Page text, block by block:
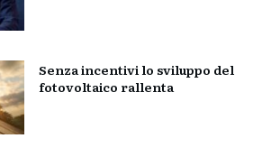
Senza incentivi lo sviluppo del
fotovoltaico rallenta